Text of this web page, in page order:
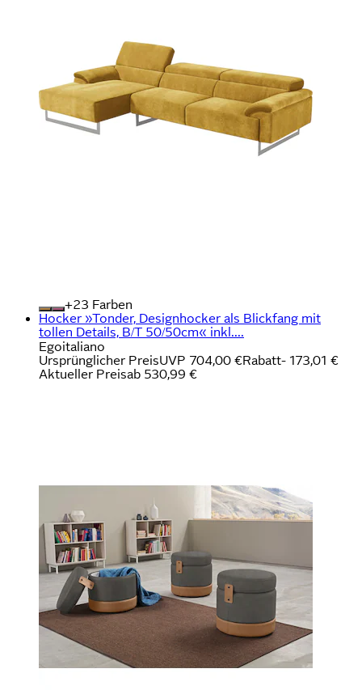
+
Farben
Hocker »Tonder, Designhocker als Blickfang mit
tollen Details, B/T 50/50cm« inkl....
Egoitaliano
Ursprünglicher PreisUVP 704,00 €Rabatt- 173,01 €
Aktueller Preisab 530,99 €